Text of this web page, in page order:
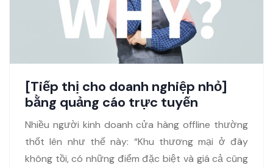
[Tiếp thị cho doanh nghiệp nhỏ]
bằng quảng cáo trực tuyến
Nhiều người kinh doanh cửa hàng offline thường
thốt lên như thế này: “Khu thương mại ở đây
không tồi, có những điểm đặc biệt và giá cả cũng